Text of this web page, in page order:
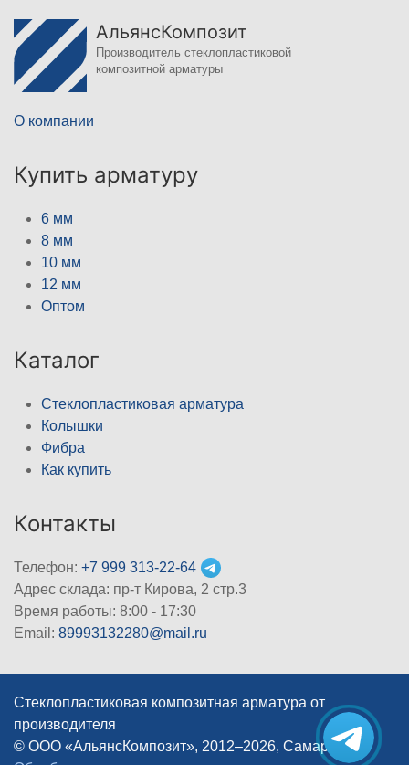
АльянсКомпозит
Производитель стеклопластиковой
композитной арматуры
О компании
Купить арматуру
6 мм
8 мм
10 мм
12 мм
Оптом
Каталог
Стеклопластиковая арматура
Колышки
Фибра
Как купить
Контакты
Телефон: +7 999 313-22-64
Адрес склада: пр-т Кирова, 2 стр.3
Время работы: 8:00 - 17:30
Email: 89993132280@mail.ru
Стеклопластиковая композитная арматура от
производителя
© ООО «АльянсКомпозит», 2012–2026, Самара |